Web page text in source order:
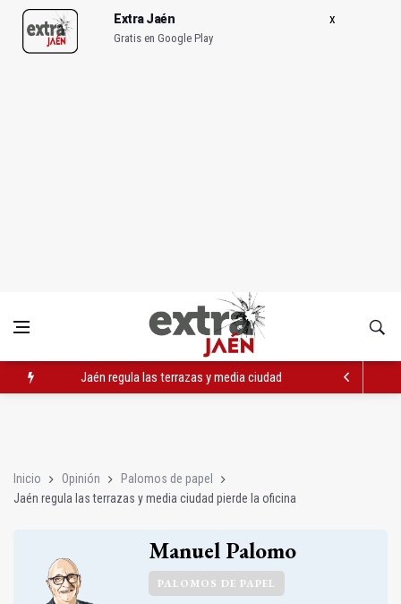
Extra Jaén
Gratis en Google Play
Jaén regula las terrazas y media ciudad pierde la oficina
Inicio Opinión
Palomos de papel
Jaén regula las terrazas y media ciudad pierde la oficina
Manuel Palomo
PALOMOS DE PAPEL